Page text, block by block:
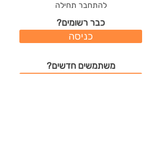
להתחבר תחילה
כבר רשומים?
כניסה
משתמשים חדשים?